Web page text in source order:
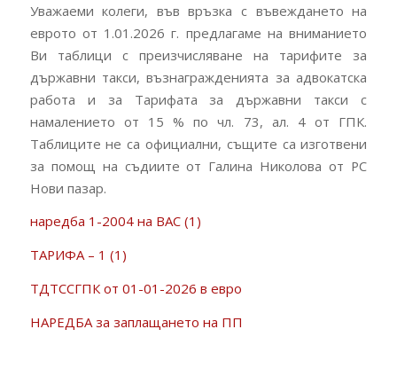
Уважаеми колеги, във връзка с въвеждането на
еврото от 1.01.2026 г. предлагаме на вниманието
Ви таблици с преизчисляване на тарифите за
държавни такси, възнагражденията за адвокатска
работа и за Тарифата за държавни такси с
намалението от 15 % по чл. 73, ал. 4 от ГПК.
Таблиците не са официални, същите са изготвени
за помощ на съдиите от Галина Николова от РС
Нови пазар.
наредба 1-2004 на ВАС (1)
ТАРИФА – 1 (1)
ТДТССГПК от 01-01-2026 в евро
НАРЕДБА за заплащането на ПП